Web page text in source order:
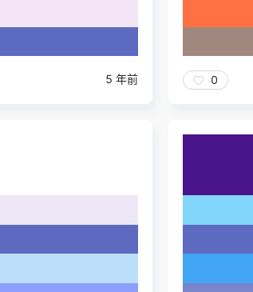
5 年前 0